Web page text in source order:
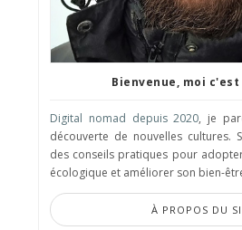
Bienvenue, moi c'est
Digital nomad depuis 2020, je
découverte de nouvelles cultures.
des conseils pratiques pour
écologique et améliorer son bien-
À PROPOS DU